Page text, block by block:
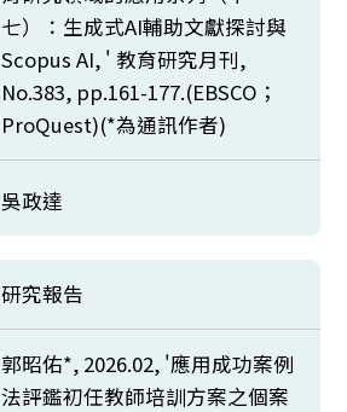
七）：生成式AI輔助文獻探討與
Scopus AI, ' 教育研究月刊,
No.383, pp.161-177.(EBSCO；
ProQuest)(*為通訊作者)
吳政達
研究報告
郭昭佑*, 2026.02, '應用成功案例
法評鑑初任教師培訓方案之個案